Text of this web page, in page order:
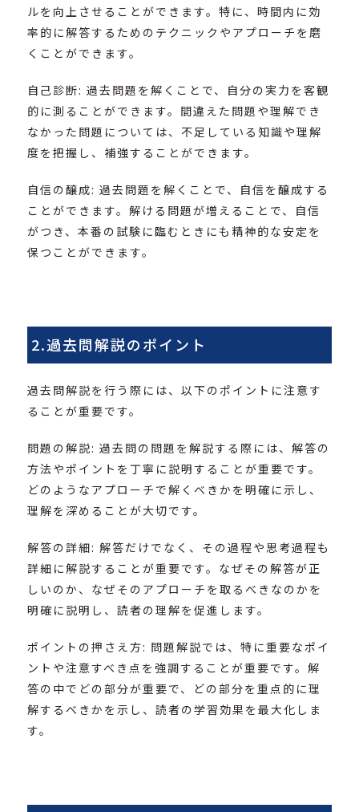
ルを向上させることができます。特に、時間内に効
率的に解答するためのテクニックやアプローチを磨
くことができます。
自己診断: 過去問題を解くことで、自分の実力を客観
的に測ることができます。間違えた問題や理解でき
なかった問題については、不足している知識や理解
度を把握し、補強することができます。
自信の醸成: 過去問題を解くことで、自信を醸成する
ことができます。解ける問題が増えることで、自信
がつき、本番の試験に臨むときにも精神的な安定を
保つことができます。
2.過去問解説のポイント
過去問解説を行う際には、以下のポイントに注意す
ることが重要です。
問題の解説: 過去問の問題を解説する際には、解答の
方法やポイントを丁寧に説明することが重要です。
どのようなアプローチで解くべきかを明確に示し、
理解を深めることが大切です。
解答の詳細: 解答だけでなく、その過程や思考過程も
詳細に解説することが重要です。なぜその解答が正
しいのか、なぜそのアプローチを取るべきなのかを
明確に説明し、読者の理解を促進します。
ポイントの押さえ方: 問題解説では、特に重要なポイ
ントや注意すべき点を強調することが重要です。解
答の中でどの部分が重要で、どの部分を重点的に理
解するべきかを示し、読者の学習効果を最大化しま
す。